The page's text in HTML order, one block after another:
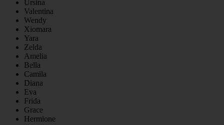
Ursina
Valentina
Wendy
Xiomara
Yara
Zelda
Amelia
Bella
Camila
Diana
Eva
Frida
Grace
Hermione